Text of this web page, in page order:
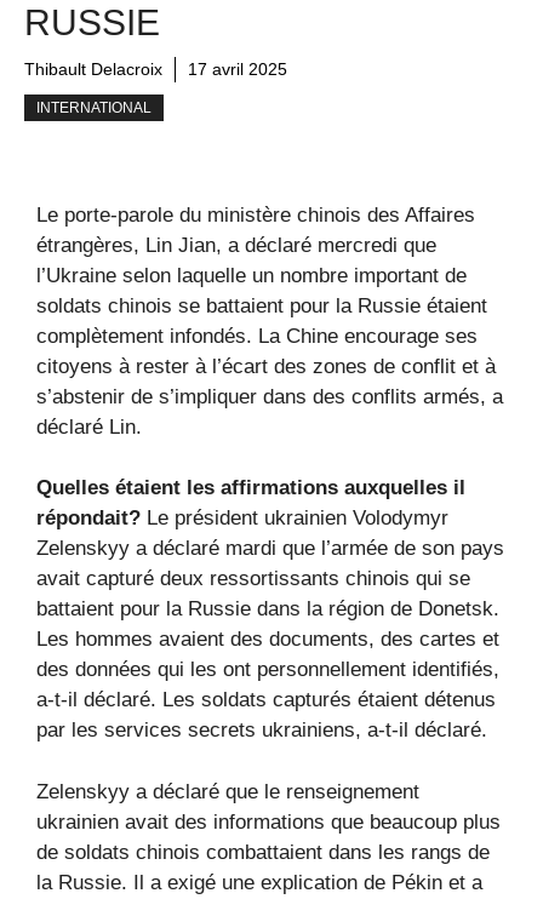
RUSSIE
Thibault Delacroix 17 avril 2025
INTERNATIONAL
Le porte-parole du ministère chinois des Affaires
étrangères, Lin Jian, a déclaré mercredi que
l’Ukraine selon laquelle un nombre important de
soldats chinois se battaient pour la Russie étaient
complètement infondés. La Chine encourage ses
citoyens à rester à l’écart des zones de conflit et à
s’abstenir de s’impliquer dans des conflits armés, a
déclaré Lin.
Quelles étaient les affirmations auxquelles il
répondait? Le président ukrainien Volodymyr
Zelenskyy a déclaré mardi que l’armée de son pays
avait capturé deux ressortissants chinois qui se
battaient pour la Russie dans la région de Donetsk.
Les hommes avaient des documents, des cartes et
des données qui les ont personnellement identifiés,
a-t-il déclaré. Les soldats capturés étaient détenus
par les services secrets ukrainiens, a-t-il déclaré.
Zelenskyy a déclaré que le renseignement
ukrainien avait des informations que beaucoup plus
de soldats chinois combattaient dans les rangs de
la Russie. Il a exigé une explication de Pékin et a